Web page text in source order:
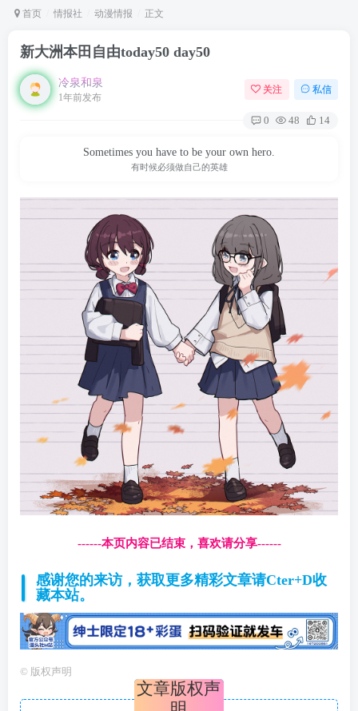
首页 情报社 动漫情报 正文
新大洲本田自由today50 day50
冷泉和泉
1年前发布
关注 私信
0 48 14
Sometimes you have to be your own hero.
有时候必须做自己的英雄
------本页内容已结束，喜欢请分享------
感谢您的来访，获取更多精彩文章请Cter+D收
藏本站。
© 版权声明
文章版权声